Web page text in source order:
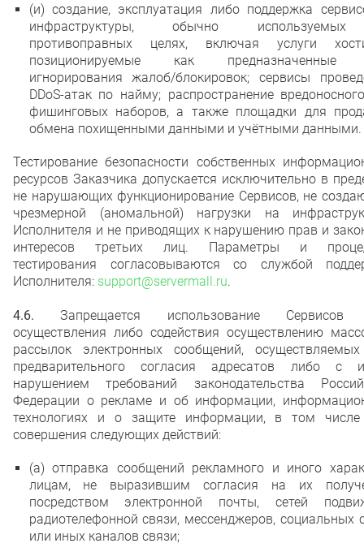
(и) создание, эксплуатация либо поддержка
инфраструктуры, обычно
противоправных целях, включая услуги
позиционируемые как предназначенные
игнорирования жалоб/блокировок; сервисы
DDoS-атак по найму; распространение
фишинговых наборов, а также площадки для
обмена похищенными данными и учётными данными.
Тестирование безопасности собственных
ресурсов Заказчика допускается исключительно в
не нарушающих функционирование Сервисов, не
чрезмерной (аномальной) нагрузки на
Исполнителя и не приводящих к нарушению прав и
интересов третьих лиц. Параметры и
тестирования согласовываются со службой
Исполнителя: support@servermall.ru.
4.6. Запрещается использование Сервисов
осуществления либо содействия осуществлению
рассылок электронных сообщений,
предварительного согласия адресатов либо с
нарушением требований законодательства
Федерации о рекламе и об информации,
технологиях и о защите информации, в том
совершения следующих действий:
(а) отправка сообщений рекламного и иного
лицам, не выразившим согласия на их
посредством электронной почты, сетей
радиотелефонной связи, мессенджеров, социальных
или иных каналов связи;